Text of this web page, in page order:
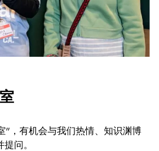
"，有机会与我们热情、知识渊博
问。